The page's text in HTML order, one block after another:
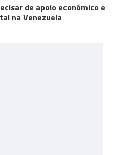
de apoio económico e
na Venezuela